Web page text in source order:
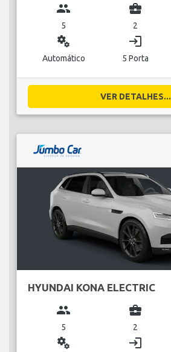
group
5
business_center
2
miscellaneous_services
Automático
login
5 Porta
VER DETALHES...
HYUNDAI KONA ELECTRIC
group
5
business_center
2
miscellaneous_services login